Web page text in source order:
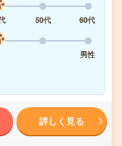
50代
60代
男性
詳しく見る